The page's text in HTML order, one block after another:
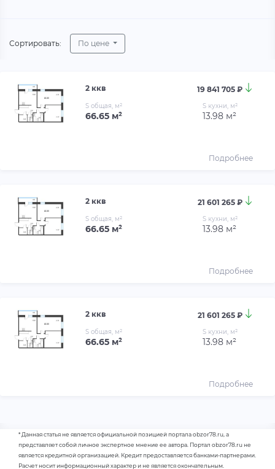
Сортировать: По цене
2 ккв 19 841 705 ₽
S общая, м²
66.65 м²
S кухни, м²
13.98 м²
Подробнее
2 ккв 21 601 265 ₽
S общая, м²
66.65 м²
S кухни, м²
13.98 м²
Подробнее
2 ккв 21 601 265 ₽
S общая, м²
66.65 м²
S кухни, м²
13.98 м²
Подробнее
* Данная статья не является официальной позицией портала obzor78.ru, а
представляет собой личное экспертное мнение ее автора. Портал obzor78.ru не
является кредитной организацией. Кредит предоставляется банками-партнерами.
Расчет носит информационный характер и не является окончательным.